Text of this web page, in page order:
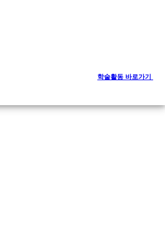
학술활동 바로가기